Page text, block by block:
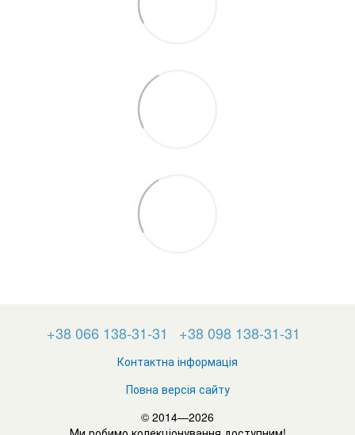
+38 066 138-31-31 +38 098 138-31-31
Контактна інформація
Повна версія сайту
© 2014—2026